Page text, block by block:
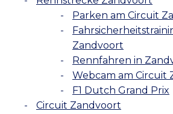
Parken am Circuit
Zandvoort
Rennfahren in
Webcam am Circuit
F1 Dutch Grand Prix
Circuit Zandvoort